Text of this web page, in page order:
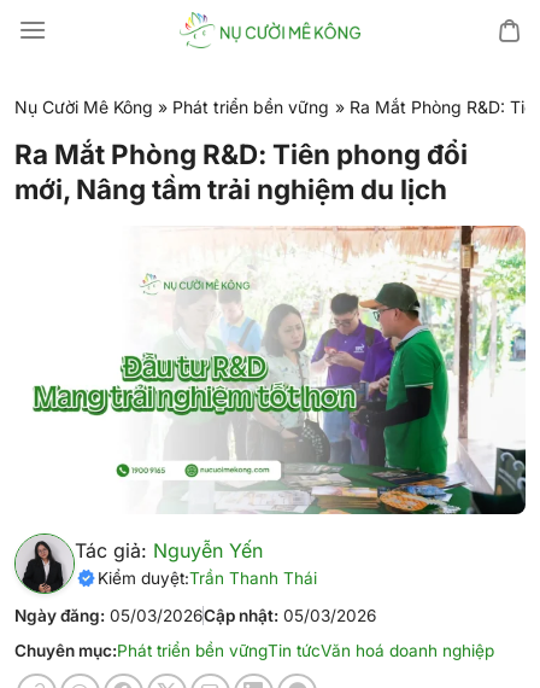
đến
dung
Nụ Cười Mê Kông » Phát triển bền vững » Ra Mắt Phòng R&D:
Ra Mắt Phòng R&D: Tiên phong đổi
mới, Nâng tầm trải nghiệm du lịch
Tác giả: Nguyễn Yến
Kiểm duyệt:Trần Thanh Thái
Ngày đăng: 05/03/2026Cập nhật: 05/03/2026
Chuyên mục:Phát triển bền vữngTin tứcVăn hoá doanh nghiệp